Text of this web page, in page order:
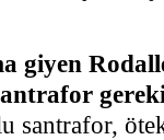
giyen
santrafor,